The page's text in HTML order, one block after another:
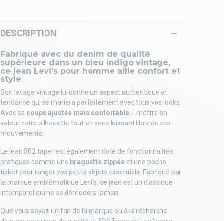
DESCRIPTION
Fabriqué avec du denim de qualité
supérieure dans un bleu indigo vintage,
ce jean Levi's pour homme allie confort et
style.
Son lavage vintage lui donne un aspect authentique et
tendance qui se mariera parfaitement avec tous vos looks.
Avec sa coupe ajustée mais confortable, il mettra en
valeur votre silhouette tout en vous laissant libre de vos
mouvements.
Le jean 502 taper est également doté de fonctionnalités
pratiques comme une braguette zippée et une poche
ticket pour ranger vos petits objets essentiels. Fabriqué par
la marque emblématique Levi's, ce jean est un classique
intemporel qui ne se démodera jamais.
Que vous soyez un fan de la marque ou à la recherche